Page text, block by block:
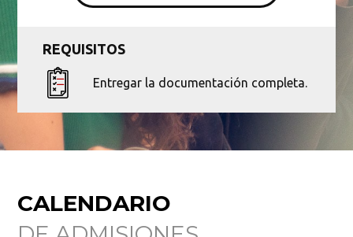
REQUISITOS
Entregar la documentación completa.
CALENDARIO
Busca en la escuela